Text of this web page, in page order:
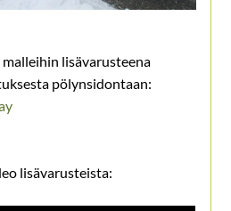
lisävarusteena
pölynsidontaan:
lisävarusteista: